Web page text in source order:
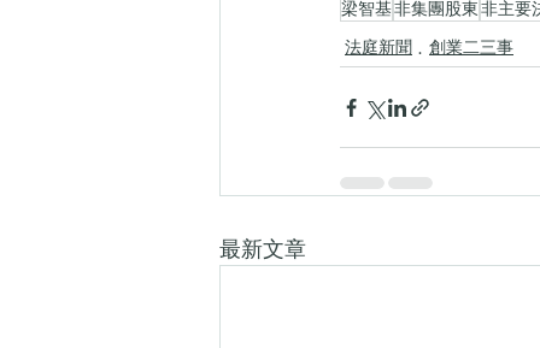
梁智基非集團股東非主要
法庭新聞 創業二三事
最新文章